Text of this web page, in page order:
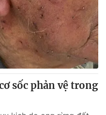
sốc phản vệ trong